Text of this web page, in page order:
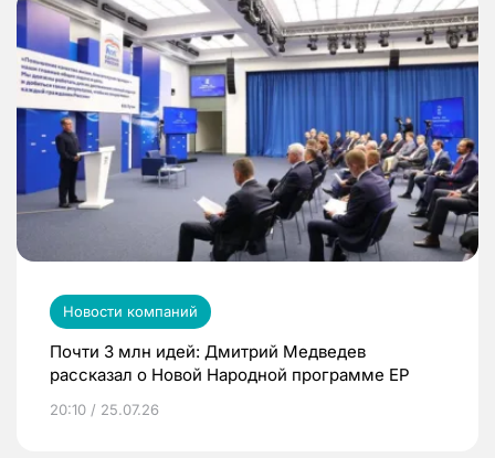
Новости компаний
Почти 3 млн идей: Дмитрий Медведев
рассказал о Новой Народной программе ЕР
20:10 / 25.07.26